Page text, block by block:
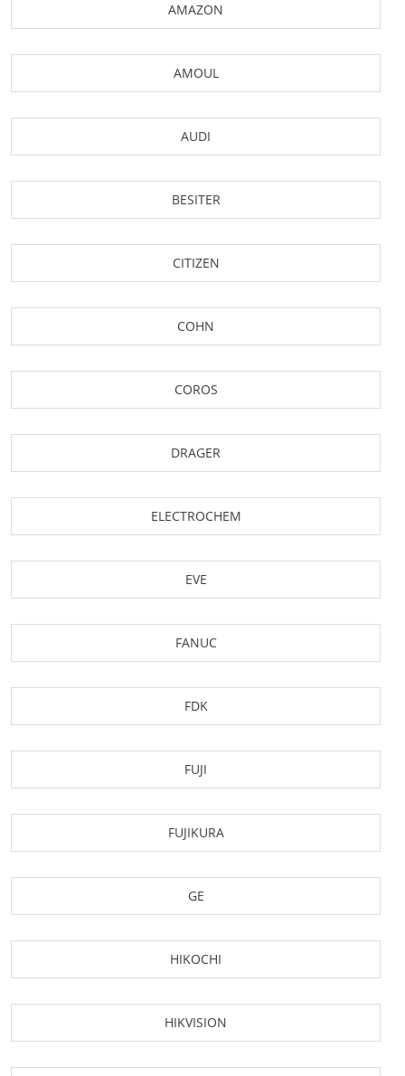
AMAZON
AMOUL
AUDI
BESITER
CITIZEN
COHN
COROS
DRAGER
ELECTROCHEM
EVE
FANUC
FDK
FUJI
FUJIKURA
GE
HIKOCHI
HIKVISION